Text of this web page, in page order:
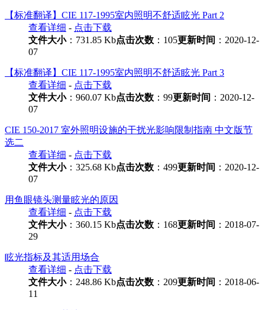
【标准翻译】CIE 117-1995室内照明不舒适眩光 Part 2
查看详细 - 点击下载
文件大小：731.85 Kb点击次数 ：105更新时间 ：2020-12-
07
【标准翻译】CIE 117-1995室内照明不舒适眩光 Part 3
查看详细 - 点击下载
文件大小：960.07 Kb点击次数 ：99更新时间 ：2020-12-
07
CIE 150-2017 室外照明设施的干扰光影响限制指南 中文版节
选二
查看详细 - 点击下载
文件大小：325.68 Kb点击次数 ：499更新时间 ：2020-12-
07
用鱼眼镜头测量眩光的原因
查看详细 - 点击下载
文件大小：360.15 Kb点击次数 ：168更新时间 ：2018-07-
29
眩光指标及其适用场合
查看详细 - 点击下载
文件大小：248.86 Kb点击次数 ：209更新时间 ：2018-06-
11